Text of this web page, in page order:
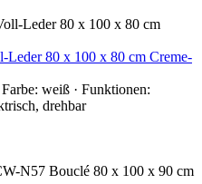
80 x 100 x 80 cm Creme-
weiß · Funktionen:
drehbar